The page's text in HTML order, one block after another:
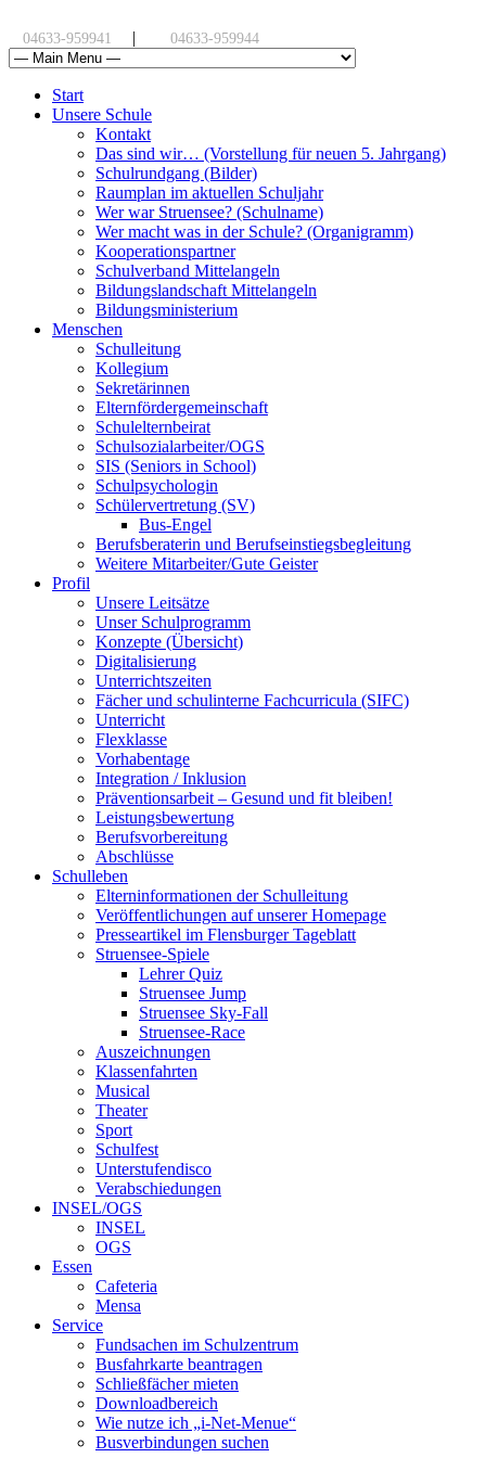
04633-959941 | 04633-959944
Start
Unsere Schule
Kontakt
Das sind wir… (Vorstellung für neuen 5. Jahrgang)
Schulrundgang (Bilder)
Raumplan im aktuellen Schuljahr
Wer war Struensee? (Schulname)
Wer macht was in der Schule? (Organigramm)
Kooperationspartner
Schulverband Mittelangeln
Bildungslandschaft Mittelangeln
Bildungsministerium
Menschen
Schulleitung
Kollegium
Sekretärinnen
Elternfördergemeinschaft
Schulelternbeirat
Schulsozialarbeiter/OGS
SIS (Seniors in School)
Schulpsychologin
Schülervertretung (SV)
Bus-Engel
Berufsberaterin und Berufseinstiegsbegleitung
Weitere Mitarbeiter/Gute Geister
Profil
Unsere Leitsätze
Unser Schulprogramm
Konzepte (Übersicht)
Digitalisierung
Unterrichtszeiten
Fächer und schulinterne Fachcurricula (SIFC)
Unterricht
Flexklasse
Vorhabentage
Integration / Inklusion
Präventionsarbeit – Gesund und fit bleiben!
Leistungsbewertung
Berufsvorbereitung
Abschlüsse
Schulleben
Elterninformationen der Schulleitung
Veröffentlichungen auf unserer Homepage
Presseartikel im Flensburger Tageblatt
Struensee-Spiele
Lehrer Quiz
Struensee Jump
Struensee Sky-Fall
Struensee-Race
Auszeichnungen
Klassenfahrten
Musical
Theater
Sport
Schulfest
Unterstufendisco
Verabschiedungen
INSEL/OGS
INSEL
OGS
Essen
Cafeteria
Mensa
Service
Fundsachen im Schulzentrum
Busfahrkarte beantragen
Schließfächer mieten
Downloadbereich
Wie nutze ich „i-Net-Menue“
Busverbindungen suchen